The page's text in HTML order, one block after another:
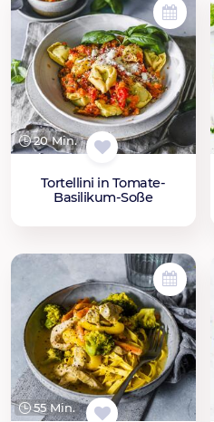
20 Min.
Tortellini in Tomate-
Basilikum-Soße
55 Min.